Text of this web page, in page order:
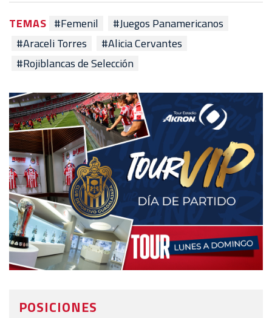
TEMAS #Femenil
#Juegos Panamericanos
#Araceli Torres
#Alicia Cervantes
#Rojiblancas de Selección
POSICIONES